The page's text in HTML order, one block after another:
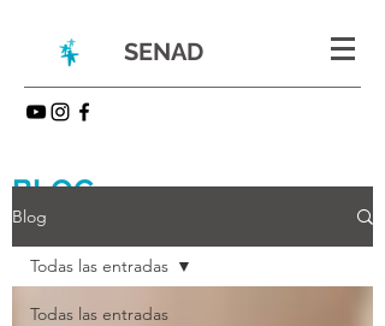
SENAD
BLOG
Blog
Todas las entradas
Todas las entradas